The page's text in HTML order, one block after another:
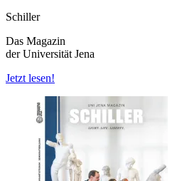
Schiller
Das Magazin
der Universität Jena
Jetzt lesen!